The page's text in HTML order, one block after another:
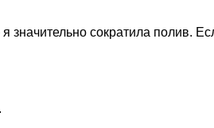
сократила полив.